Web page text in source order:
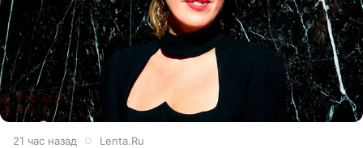
21 час назад Lenta.Ru